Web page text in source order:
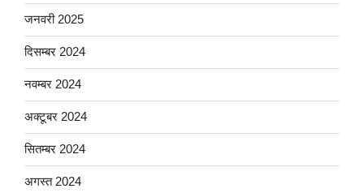
जनवरी 2025
दिसम्बर 2024
नवम्बर 2024
अक्टूबर 2024
सितम्बर 2024
अगस्त 2024